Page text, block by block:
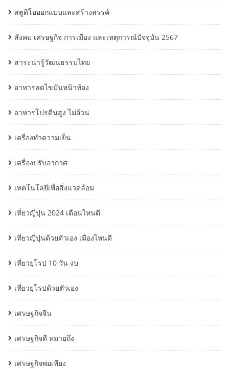
สตูดิโอออกแบบและสร้างสรรค์
สังคม เศรษฐกิจ การเมือง และเหตุการณ์ปัจจุบัน 2567
สาระน่ารู้วัฒนธรรมไทย
อาหารลดไขมันหน้าท้อง
อาหารโปรตีนสูง ไม่อ้วน
เครื่องทำความเย็น
เครื่องปรับอากาศ
เทคโนโลยีเพื่อสิ่งแวดล้อม
เที่ยวญี่ปุ่น 2024 เดือนไหนดี
เที่ยวญี่ปุ่นด้วยตัวเอง เมืองไหนดี
เที่ยวยุโรป 10 วัน งบ
เที่ยวยุโรปด้วยตัวเอง
เศรษฐกิจจีน
เศรษฐกิจดี หมายถึง
เศรษฐกิจพอเพียง